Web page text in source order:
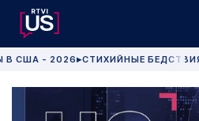
В США - 2026 ▶СТИХИЙНЫЕ